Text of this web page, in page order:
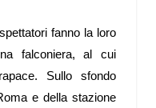
fanno la loro
falconiera, al cui
Sullo sfondo
e della stazione